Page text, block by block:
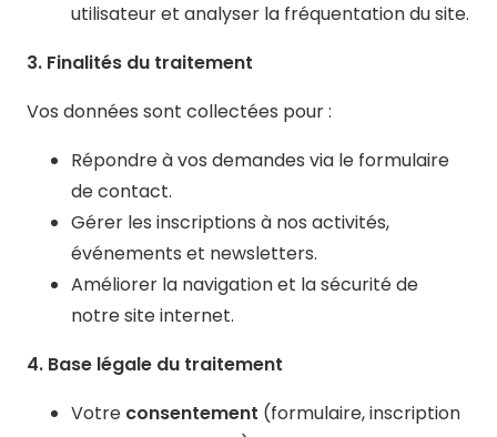
utilisateur et analyser la fréquentation du site.
3. Finalités du traitement
Vos données sont collectées pour :
Répondre à vos demandes via le formulaire
de contact.
Gérer les inscriptions à nos activités,
événements et newsletters.
Améliorer la navigation et la sécurité de
notre site internet.
4. Base légale du traitement
Votre consentement (formulaire, inscription